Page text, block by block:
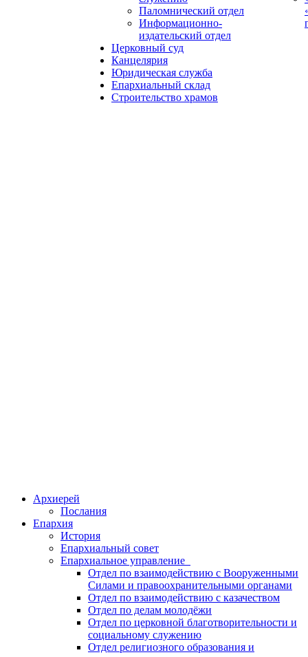
Паломнический отдел
Информационно-
издательский отдел
Церковный суд
Канцелярия
Юридическая служба
Епархиальный склад
Строительство храмов
Архиерей
Послания
Епархия
История
Епархиальный совет
Епархиальное управление
Отдел по взаимодействию с Вооруженными
Силами и правоохранительными органами
Отдел по взаимодействию с казачеством
Отдел по делам молодёжи
Отдел по церковной благотворительности и
социальному служению
Отдел религиозного образования и